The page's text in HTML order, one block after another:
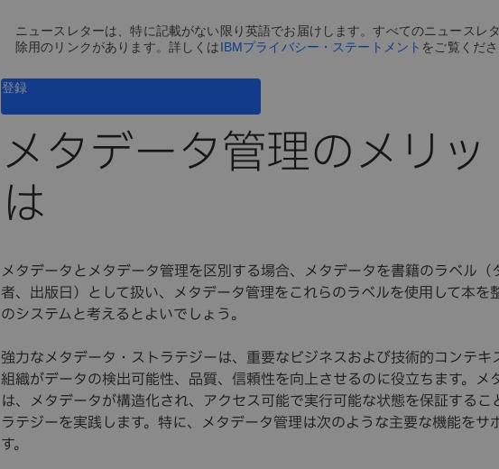
ニュースレターは、特に記載がない限り英語でお届けします。すべてのニュースレ
除用のリンクがあります。詳しくはIBMプライバシー・ステートメント をご覧くださ
登録
メタデータ管理のメリッ
は
メタデータとメタデータ管理を区別する場合、メタデータを書籍のラベル（
者、出版日）として扱い、メタデータ管理をこれらのラベルを使用して本を
のシステムと考えるとよいでしょう。
強力なメタデータ・ストラテジーは、重要なビジネスおよび技術的コンテキ
組織がデータの検出可能性、品質、信頼性を向上させるのに役立ちます。メ
は、メタデータが構造化され、アクセス可能で実行可能な状態を保証するこ
ラテジーを実践します。特に、メタデータ管理は次のような主要な機能をサ
す。